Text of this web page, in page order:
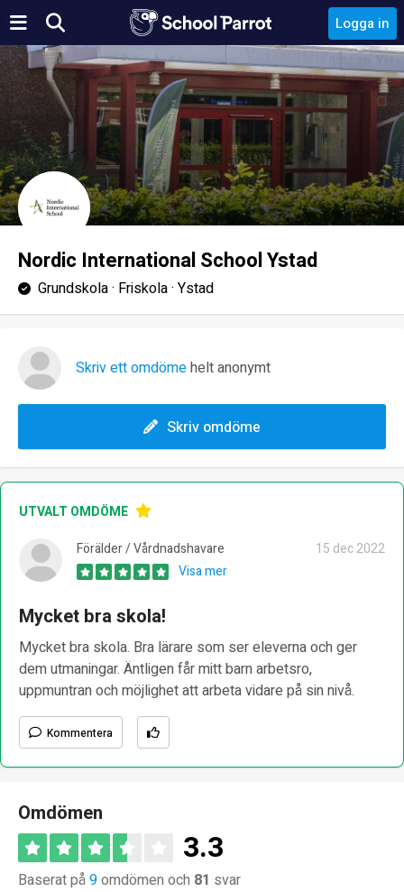
Logga in
Nordic International School Ystad
Grundskola · Friskola · Ystad
Skriv ett omdömehelt anonymt
Skriv omdöme
UTVALT OMDÖME
Förälder / Vårdnadshavare
15 dec 2022
Visa mer
Mycket bra skola!
Mycket bra skola. Bra lärare som ser eleverna och ger
dem utmaningar. Äntligen får mitt barn arbetsro,
uppmuntran och möjlighet att arbeta vidare på sin nivå.
Kommentera
Omdömen
3.3
Baserat på9omdömen och 81 svar